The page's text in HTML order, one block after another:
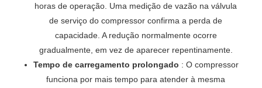
horas de operação. Uma medição de vazão na válvula
de serviço do compressor confirma a perda de
capacidade. A redução normalmente ocorre
gradualmente, em vez de aparecer repentinamente.
Tempo de carregamento prolongado : O compressor
funciona por mais tempo para atender à mesma